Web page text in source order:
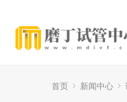
首页 新闻中心